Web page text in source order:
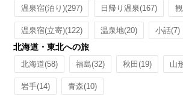
温泉宿(泊り)(297) 日帰り温泉(167)
温泉宿(立寄)(122) 温泉地(20) 小話(7)
北海道・東北への旅
北海道(58) 福島(32) 秋田(19) 山
岩手(14) 青森(10)